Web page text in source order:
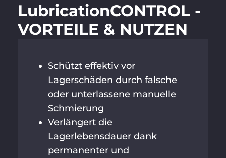
Lubrication­CONTROL -
VORTEILE & NUTZEN
Schützt effektiv vor
Lagerschäden durch falsche
oder unterlassene manuelle
Schmierung
Verlängert die
Lagerlebensdauer dank
permanenter und